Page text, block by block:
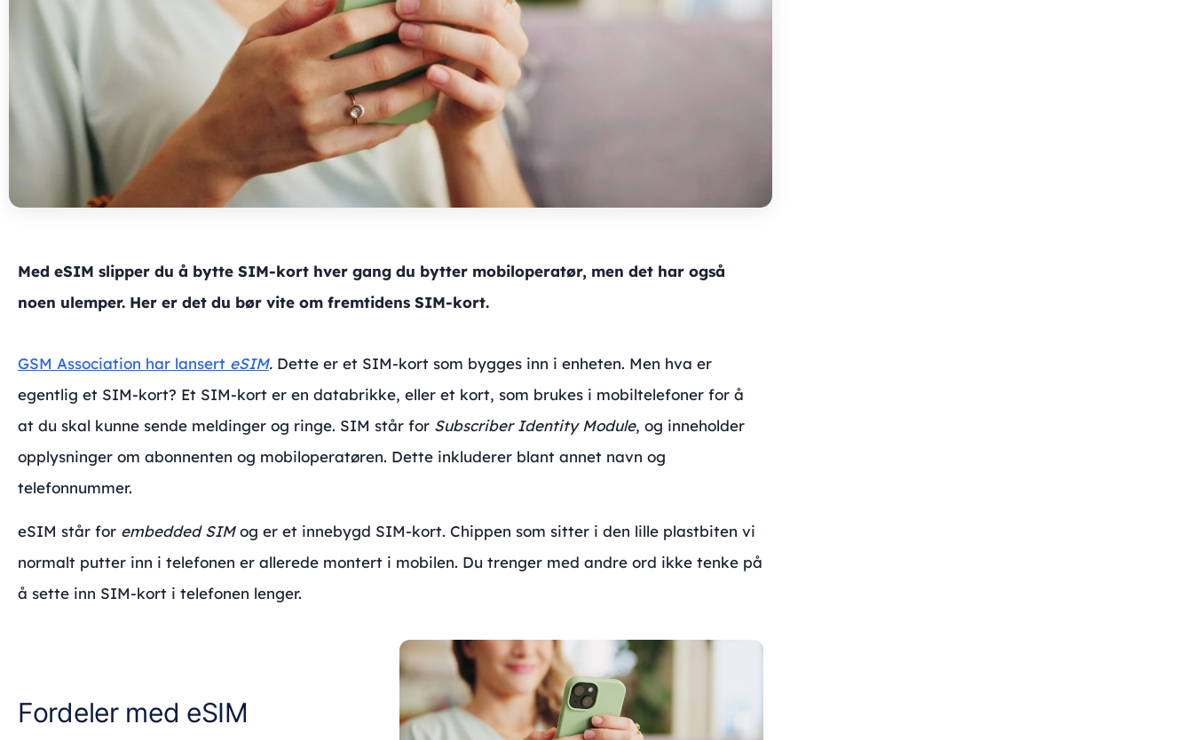
Med eSIM slipper du å bytte SIM-kort hver gang du bytter mobiloperatør, men det har også
noen ulemper. Her er det du bør vite om fremtidens SIM-kort.
GSM Association har lansert eSIM. Dette er et SIM-kort som bygges inn i enheten. Men hva er
egentlig et SIM-kort? Et SIM-kort er en databrikke, eller et kort, som brukes i mobiltelefoner for å
at du skal kunne sende meldinger og ringe. SIM står for Subscriber Identity Module, og inneholder
opplysninger om abonnenten og mobiloperatøren. Dette inkluderer blant annet navn og
telefonnummer.
eSIM står for embedded SIMog er et innebygd SIM-kort. Chippen som sitter i den lille plastbiten vi
normalt putter inn i telefonen er allerede montert i mobilen. Du trenger med andre ord ikke tenke på
å sette inn SIM-kort i telefonen lenger.
Fordeler med eSIM